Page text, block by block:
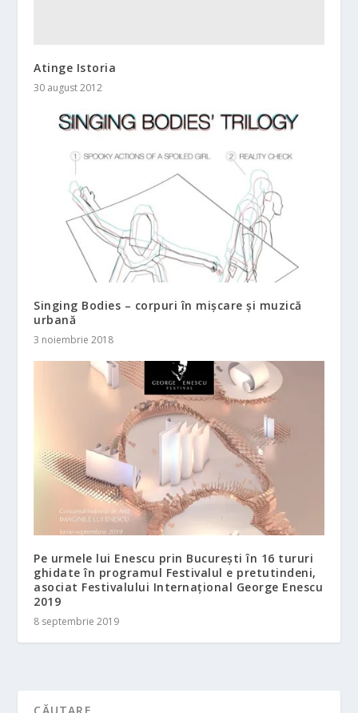
Atinge Istoria
30 august 2012
Singing Bodies – corpuri în mișcare și muzică
urbană
3 noiembrie 2018
Pe urmele lui Enescu prin București în 16 tururi
ghidate în programul Festivalul e pretutindeni,
asociat Festivalului Internațional George Enescu
2019
8 septembrie 2019